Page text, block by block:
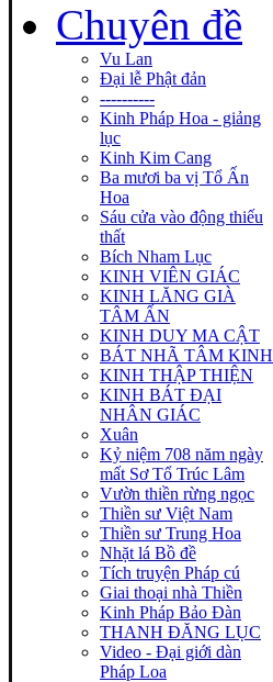
Chuyên đề
Vu Lan
Đại lễ Phật đản
----------
Kinh Pháp Hoa - giảng
lục
Kinh Kim Cang
Ba mươi ba vị Tổ Ấn
Hoa
Sáu cửa vào động thiếu
thất
Bích Nham Lục
KINH VIÊN GIÁC
KINH LĂNG GIÀ
TÂM ẤN
KINH DUY MA CẬT
BÁT NHÃ TÂM KINH
KINH THẬP THIỆN
KINH BÁT ĐẠI
NHÂN GIÁC
Xuân
Kỷ niệm 708 năm ngày
mất Sơ Tổ Trúc Lâm
Vườn thiền rừng ngọc
Thiền sư Việt Nam
Thiền sư Trung Hoa
Nhặt lá Bồ đề
Tích truyện Pháp cú
Giai thoại nhà Thiền
Kinh Pháp Bảo Đàn
THANH ĐĂNG LỤC
Video - Đại giới dàn
Pháp Loa